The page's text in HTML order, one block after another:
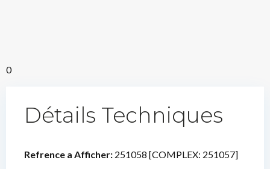
0
Détails Techniques
Refrence a Afficher: 251058 [COMPLEX: 251057]